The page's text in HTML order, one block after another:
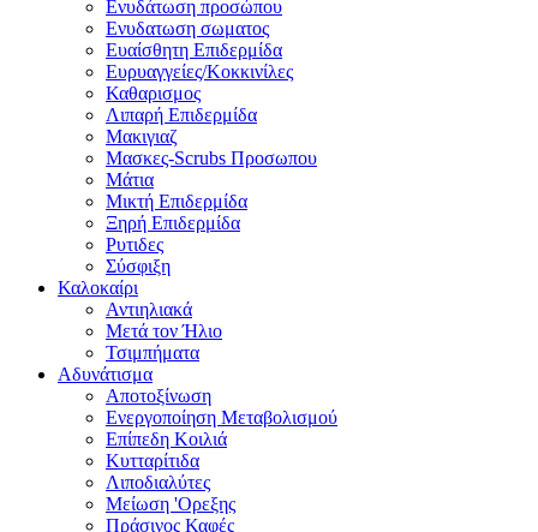
Ενυδάτωση προσώπου
Ενυδατωση σωματος
Ευαίσθητη Επιδερμίδα
Ευρυαγγείες/Κοκκινίλες
Καθαρισμος
Λιπαρή Επιδερμίδα
Μακιγιαζ
Μασκες-Scrubs Προσωπου
Μάτια
Μικτή Επιδερμίδα
Ξηρή Επιδερμίδα
Ρυτιδες
Σύσφιξη
Καλοκαίρι
Αντιηλιακά
Μετά τον Ήλιο
Τσιμπήματα
Αδυνάτισμα
Αποτοξίνωση
Ενεργοποίηση Μεταβολισμού
Επίπεδη Κοιλιά
Κυτταρίτιδα
Λιποδιαλύτες
Μείωση 'Ορεξης
Πράσινος Καφές